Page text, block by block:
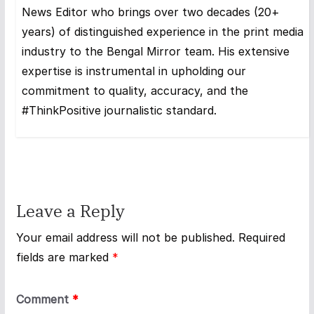
News Editor who brings over two decades (20+
years) of distinguished experience in the print media
industry to the Bengal Mirror team. His extensive
expertise is instrumental in upholding our
commitment to quality, accuracy, and the
#ThinkPositive journalistic standard.
Leave a Reply
Your email address will not be published. Required
fields are marked *
Comment *